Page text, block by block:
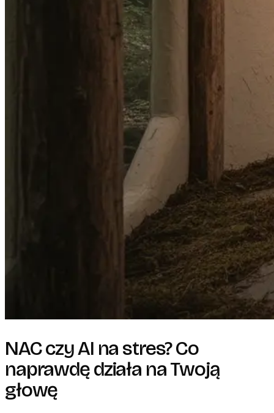
NAC czy AI na stres? Co
naprawdę działa na Twoją
głowę